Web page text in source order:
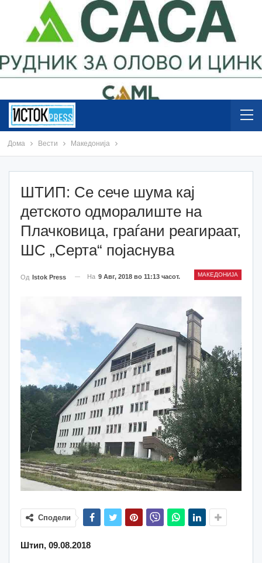
Дома Вести Македонија
ШТИП: Се сече шума кај
детското одморалиште на
Плачковица, граѓани реагираат,
ШС „Серта“ појаснува
МАКЕДОНИЈА
Од Istok Press На 9 Авг, 2018 во 11:13 часот.
Сподели
Штип, 09.08.2018